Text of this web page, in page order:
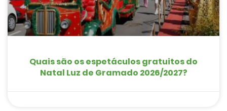
Quais são os espetáculos gratuitos do
Natal Luz de Gramado 2026/2027?